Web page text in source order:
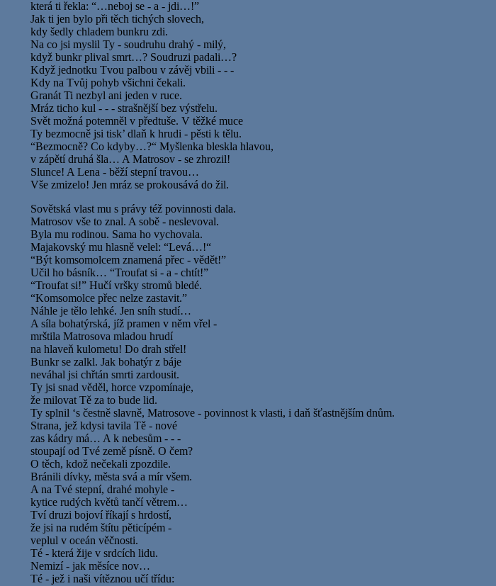
která ti řekla: “…neboj se - a - jdi…!”
Jak ti jen bylo při těch tichých slovech,
kdy šedly chladem bunkru zdi.
Na co jsi myslil Ty - soudruhu drahý - milý,
když bunkr plival smrt…? Soudruzi padali…?
Když jednotku Tvou palbou v závěj vbili - - -
Kdy na Tvůj pohyb všichni čekali.
Granát Ti nezbyl ani jeden v ruce.
Mráz ticho kul - - - strašnější bez výstřelu.
Svět možná potemněl v předtuše. V těžké muce
Ty bezmocně jsi tisk’ dlaň k hrudi - pěsti k tělu.
“Bezmocně? Co kdyby…?“ Myšlenka bleskla hlavou,
v zápětí druhá šla… A Matrosov - se zhrozil!
Slunce! A Lena - běží stepní travou…
Vše zmizelo! Jen mráz se prokousává do žil.
Sovětská vlast mu s právy též povinnosti dala.
Matrosov vše to znal. A sobě - neslevoval.
Byla mu rodinou. Sama ho vychovala.
Majakovský mu hlasně velel: “Levá…!“
“Být komsomolcem znamená přec - vědět!”
Učil ho básník… “Troufat si - a - chtít!”
“Troufat si!” Hučí vršky stromů bledé.
“Komsomolce přec nelze zastavit.”
Náhle je tělo lehké. Jen sníh studí…
A síla bohatýrská, jíž pramen v něm vřel -
mrštila Matrosova mladou hrudí
na hlaveň kulometu! Do drah střel!
Bunkr se zalkl. Jak bohatýr z báje
neváhal jsi chřtán smrti zardousit.
Ty jsi snad věděl, horce vzpomínaje,
že milovat Tě za to bude lid.
Ty splnil ‘s čestně slavně, Matrosove - povinnost k vlasti, i daň šťastnějším dnům.
Strana, jež kdysi tavila Tě - nové
zas kádry má… A k nebesům - - -
stoupají od Tvé země písně. O čem?
O těch, kdož nečekali zpozdile.
Bránili dívky, města svá a mír všem.
A na Tvé stepní, drahé mohyle -
kytice rudých květů tančí větrem…
Tví druzi bojoví říkají s hrdostí,
že jsi na rudém štítu pěticípém -
veplul v oceán věčnosti.
Té - která žije v srdcích lidu.
Nemizí - jak měsíce nov…
Té - jež i naši vítěznou učí třídu: